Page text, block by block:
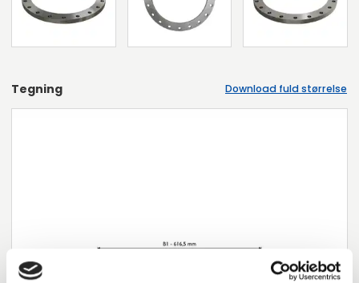
Tegning Download fuld størrelse